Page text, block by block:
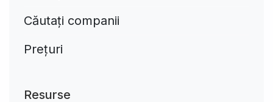
Căutați companii
Prețuri
Resurse